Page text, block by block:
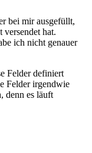
bei mir ausgefüllt,
versendet hat.
ich nicht genauer
Felder definiert
Felder irgendwie
denn es läuft